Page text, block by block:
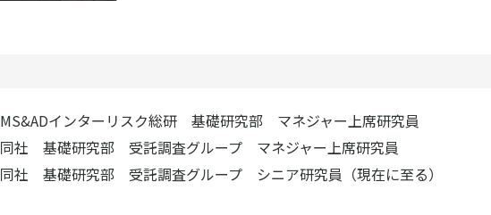
MS&ADインターリスク総研 基礎研究部 マネジャー上席研究員
同社 基礎研究部 受託調査グループ マネジャー上席研究員
同社 基礎研究部 受託調査グループ シニア研究員（現在に至る）